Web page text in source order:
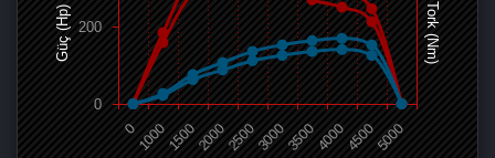
Güç (Hp) Tork (Nm)
0 100015002000250030003500400045005000
0
200